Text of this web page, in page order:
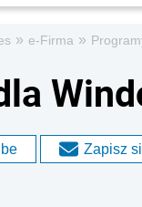
» e-Firma »
Zapisz